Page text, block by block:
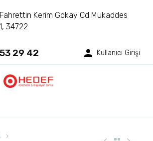
Kerim Gökay Cd Mukaddes
34722
29 42 Kullanıcı Girişi